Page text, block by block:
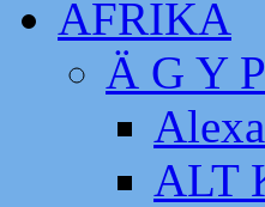
AFRIKA
Ä G Y
ALT